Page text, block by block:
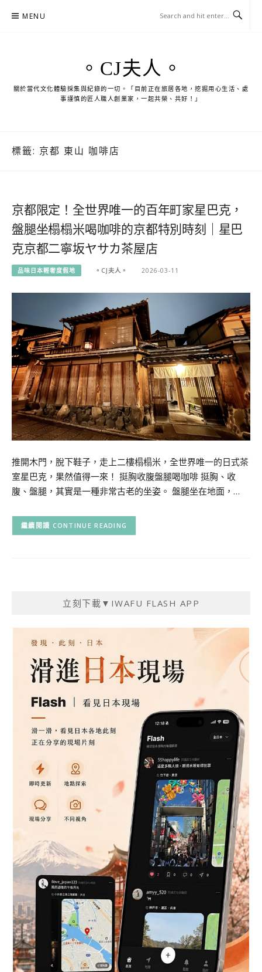
MENU
。CJ夫人。
關於當代文化體驗採集與紀錄的一切。「目前正在旅居各地，挖掘用心生活、處
事謹慎的匠人職人創業家，一起共榮、共好！」
標籤: 京都 東山 咖啡店
京都限定！全世界唯一的百年町家星巴克，
盤腿坐榻榻米喝咖啡的京都特別時刻｜星巴
克京都二寧坂ヤサカ茶屋店
品味日本輕奢度假地 。CJ夫人。 2026-03-11
推開木門，脫下鞋子，走上二樓榻榻米，全世界唯一的日式茶
室星巴克，果然值得一來！ 挺胸收腹盤腿喝咖啡 挺胸、收
腹、盤腿，其實是一種非常古老的坐姿。 盤腿坐在地面，…
CONTINUE READING
立刻下載▼IWAFU FLASH APP